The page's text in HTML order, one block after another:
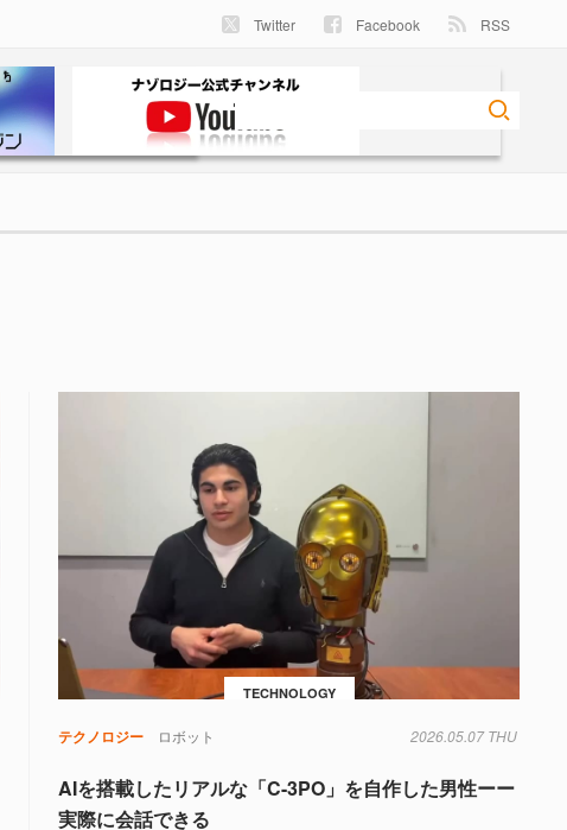
Twitter Facebook RSS
TECHNOLOGY
テクノロジー ロボット 2026.05.07 THU
AIを搭載したリアルな「C-3PO」を自作した男性ーー
実際に会話できる